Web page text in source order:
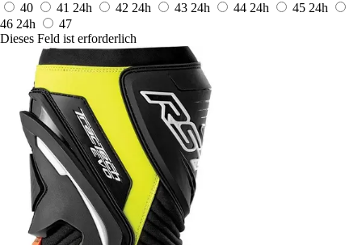
40
41 24h 42 24h 43 24h 44 24h 45 24h
46 24h
47
Dieses Feld ist erforderlich